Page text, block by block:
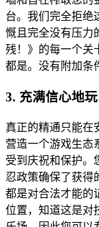
台。我们完全拒绝
慨且完全没有压力
残！》的每一个关
都是。没有附加条
3. 充满信心地
真正的精通只能在
营造一个游戏生态
受到庆祝和保护。
忍政策确保了获得
都是对合法才能的
位置，知道这是对